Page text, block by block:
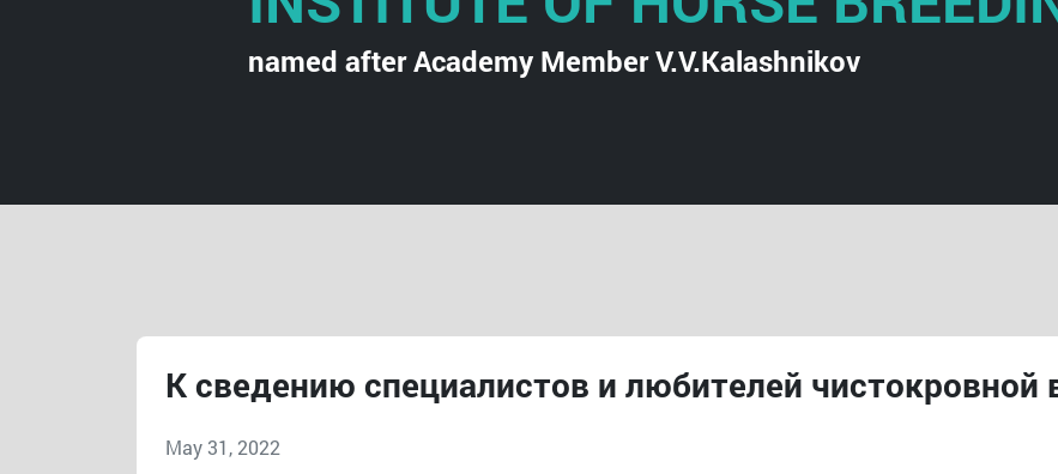
named after Academy Member V.V.Kalashnikov
К сведению специалистов и любителей чистокровной
May 31, 2022